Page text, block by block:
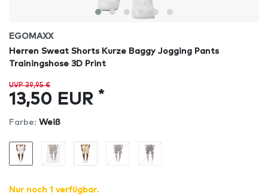
EGOMAXX
Herren Sweat Shorts Kurze Baggy Jogging Pants
Trainingshose 3D Print
UVP 39,95 €
13,50 EUR *
Farbe: Weiß
Nur noch 1 verfügbar.